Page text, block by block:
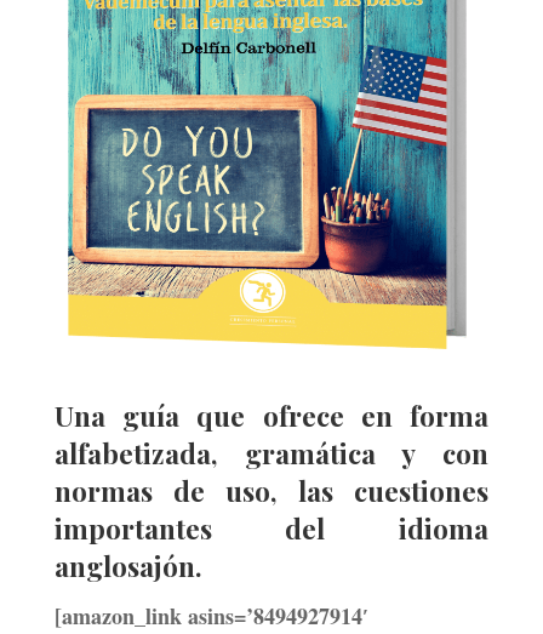
Una guía que ofrece en forma
alfabetizada, gramática y con
normas de uso, las cuestiones
importantes del idioma
anglosajón.
[amazon_link asins=’8494927914′